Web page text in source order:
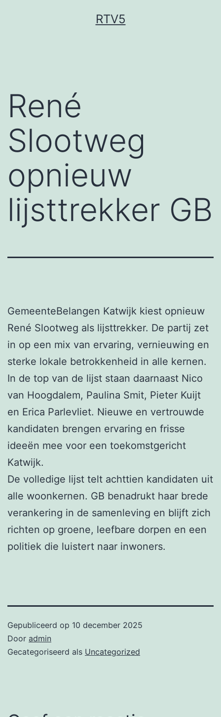
RTV5
René
Slootweg
opnieuw
lijsttrekker GB
GemeenteBelangen Katwijk kiest opnieuw
René Slootweg als lijsttrekker. De partij zet
in op een mix van ervaring, vernieuwing en
sterke lokale betrokkenheid in alle kernen.
In de top van de lijst staan daarnaast Nico
van Hoogdalem, Paulina Smit, Pieter Kuijt
en Erica Parlevliet. Nieuwe en vertrouwde
kandidaten brengen ervaring en frisse
ideeën mee voor een toekomstgericht
Katwijk.
De volledige lijst telt achttien kandidaten uit
alle woonkernen. GB benadrukt haar brede
verankering in de samenleving en blijft zich
richten op groene, leefbare dorpen en een
politiek die luistert naar inwoners.
Gepubliceerd op 10 december 2025
Door admin
Gecategoriseerd als Uncategorized